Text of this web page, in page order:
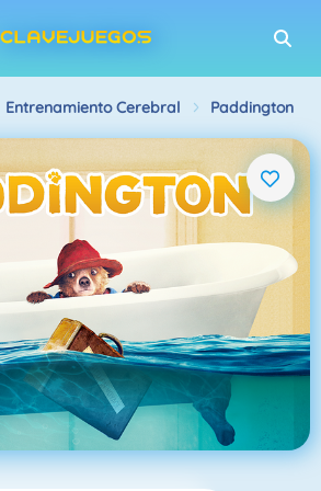
Entrenamiento Cerebral Paddington